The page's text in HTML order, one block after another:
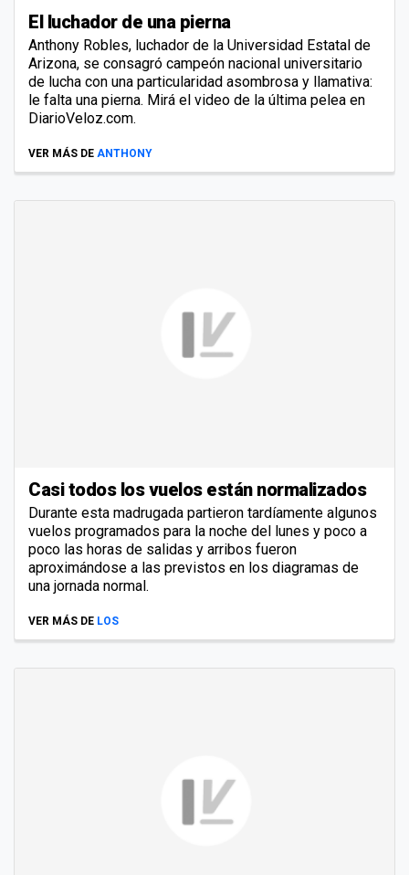
El luchador de una pierna
Anthony Robles, luchador de la Universidad Estatal de
Arizona, se consagró campeón nacional universitario
de lucha con una particularidad asombrosa y llamativa:
le falta una pierna. Mirá el video de la última pelea en
DiarioVeloz.com.
VER MÁS DE ANTHONY
Casi todos los vuelos están normalizados
Durante esta madrugada partieron tardíamente algunos
vuelos programados para la noche del lunes y poco a
poco las horas de salidas y arribos fueron
aproximándose a las previstos en los diagramas de
una jornada normal.
VER MÁS DE LOS